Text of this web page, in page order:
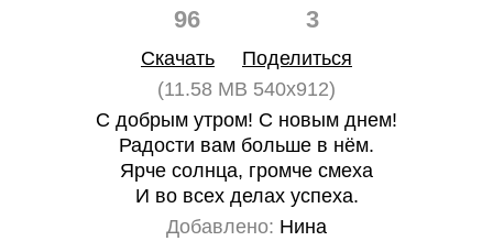
96 3
Скачать
Поделиться
(11.58 MB 540x912)
С добрым утром! С новым днем!
Радости вам больше в нём.
Ярче солнца, громче смеха
И во всех делах успеха.
Добавлено: Нина